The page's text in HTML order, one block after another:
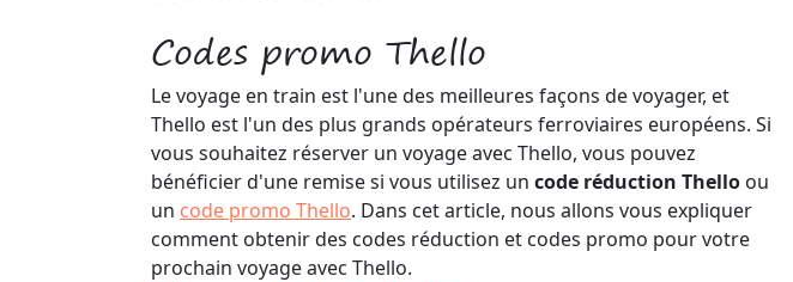
Codes promo Thello
Le voyage en train est l'une des meilleures façons de voyager, et
Thello est l'un des plus grands opérateurs ferroviaires européens. Si
vous souhaitez réserver un voyage avec Thello, vous pouvez
bénéficier d'une remise si vous utilisez un code réduction Thello ou
un code promo Thello. Dans cet article, nous allons vous expliquer
comment obtenir des codes réduction et codes promo pour votre
prochain voyage avec Thello.